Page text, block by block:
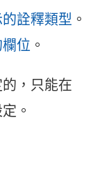
詮釋類型 。
位 。
，只能在
。